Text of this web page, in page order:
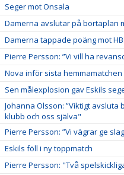
Seger mot Onsala
Damerna avslutar på bortaplan
Damerna tappade poäng mot
Pierre Persson: ”Vi vill ha
Nova inför sista hemmamatchen
Sen målexplosion gav Eskils
Johanna Olsson: ”Viktigt avsluta
klubb och oss själva"
Pierre Persson: ”Vi vägrar ge
Eskils föll i ny toppmatch
Pierre Persson: "Två